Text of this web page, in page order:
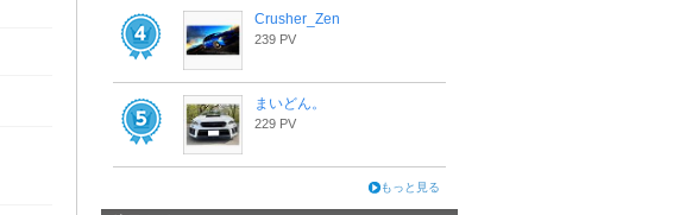
Crusher_Zen
239 PV
まいどん。
229 PV
もっと見る